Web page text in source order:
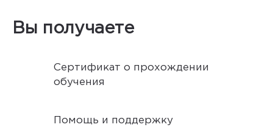
Вы получаете
Сертификат о прохождении
обучения
Помощь и поддержку